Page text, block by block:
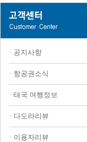
· 공지사항
· 항공권소식
· 태국 여행정보
· 다도라리뷰
· 이용자리뷰